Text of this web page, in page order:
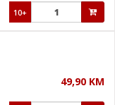
10+
49,90 KM